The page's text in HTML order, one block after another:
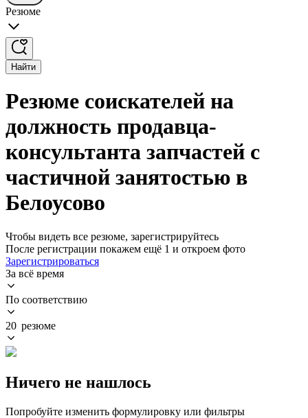
Резюме
Найти
Резюме соискателей на
должность продавца-
консультанта запчастей с
частичной занятостью в
Белоусово
Чтобы видеть все резюме, зарегистрируйтесь
После регистрации покажем ещё 1 и откроем фото
Зарегистрироваться
За всё время
По соответствию
20 резюме
Ничего не нашлось
Попробуйте изменить формулировку или фильтры